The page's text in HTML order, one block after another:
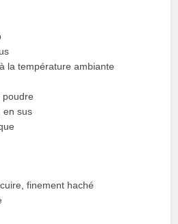
la température ambiante
poudre
en sus
finement haché